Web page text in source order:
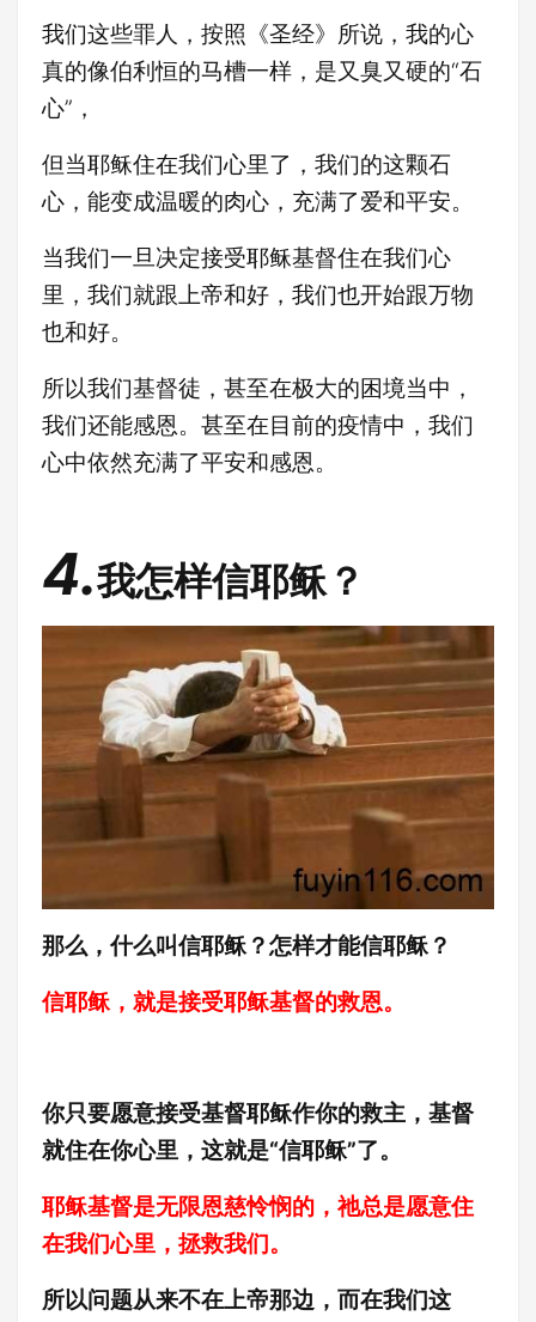
我们这些罪人，按照《圣经》所说，我的心
真的像伯利恒的马槽一样，是又臭又硬的“石
心”，
但当耶稣住在我们心里了，我们的这颗石
心，能变成温暖的肉心，充满了爱和平安。
当我们一旦决定接受耶稣基督住在我们心
里，我们就跟上帝和好，我们也开始跟万物
也和好。
所以我们基督徒，甚至在极大的困境当中，
我们还能感恩。甚至在目前的疫情中，我们
心中依然充满了平安和感恩。
4.我怎样信耶稣？
那么，什么叫信耶稣？怎样才能信耶稣？
信耶稣，就是接受耶稣基督的救恩。
你只要愿意接受基督耶稣作你的救主，基督
就住在你心里，这就是“信耶稣”了。
耶稣基督是无限恩慈怜悯的，祂总是愿意住
在我们心里，拯救我们。
所以问题从来不在上帝那边，而在我们这